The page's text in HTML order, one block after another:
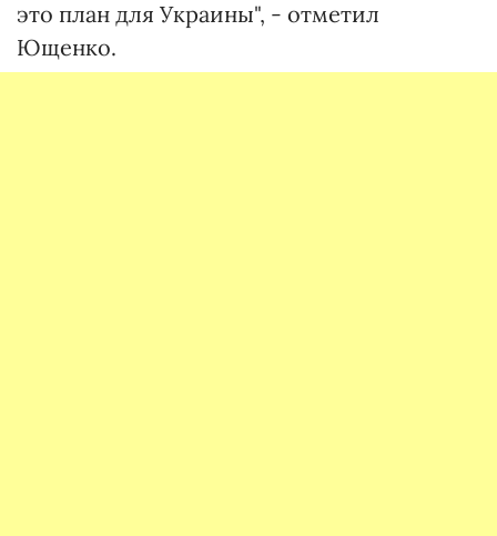
это план для Украины", - отметил
Ющенко.